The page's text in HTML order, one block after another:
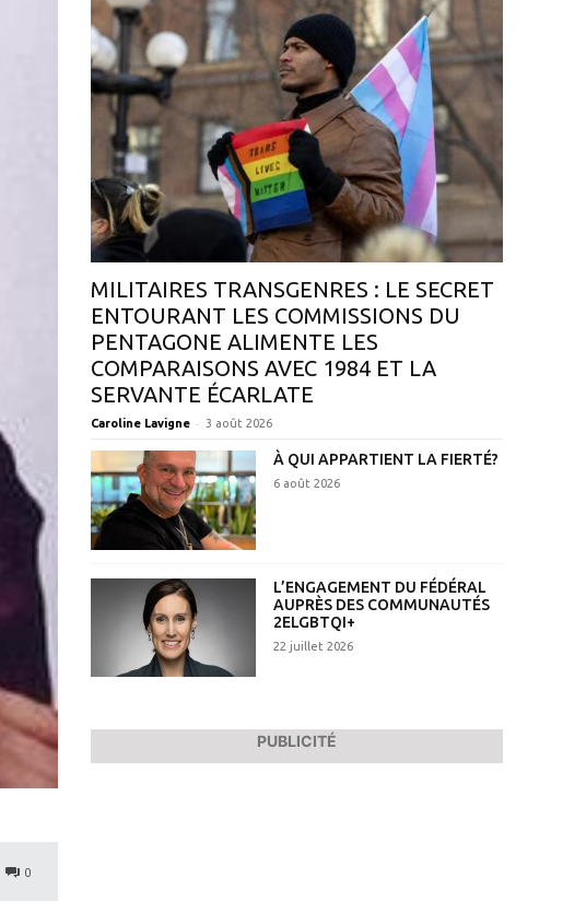
0
MILITAIRES TRANSGENRES : LE SECRET
ENTOURANT LES COMMISSIONS DU
PENTAGONE ALIMENTE LES
COMPARAISONS AVEC 1984 ET LA
SERVANTE ÉCARLATE
Caroline Lavigne - 3 août 2026
À QUI APPARTIENT LA FIERTÉ?
6 août 2026
L’ENGAGEMENT DU FÉDÉRAL
AUPRÈS DES COMMUNAUTÉS
2ELGBTQI+
22 juillet 2026
PUBLICITÉ